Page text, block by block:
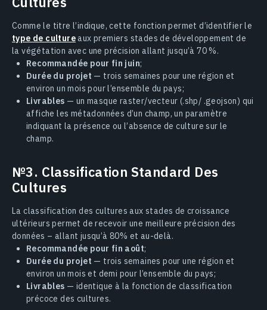
Comme le titre l’indique, cette fonction permet d’identifier le
type de cultureaux premiers stades de développement de
la végétation avec une précision allant jusqu’à 70 %.
Recommandée pour fin juin;
Durée du projet — trois semaines pour une région et
environ un mois pour l’ensemble du pays;
Livrables — un masque raster/vecteur (.shp/ .geojson) qui
affiche les métadonnées d’un champ, un paramètre
indiquant la présence ou l’absence de culture sur le
champ.
№3. Classification Standard Des
Cultures
La classification des cultures aux stades de croissance
ultérieurs permet de recevoir une meilleure précision des
données – allant jusqu’à 80% et au-delà.
Recommandée pour fin août;
Durée du projet — trois semaines pour une région et
environ un mois et demi pour l’ensemble du pays;
Livrables — identique à la fonction de classification
précoce des cultures.